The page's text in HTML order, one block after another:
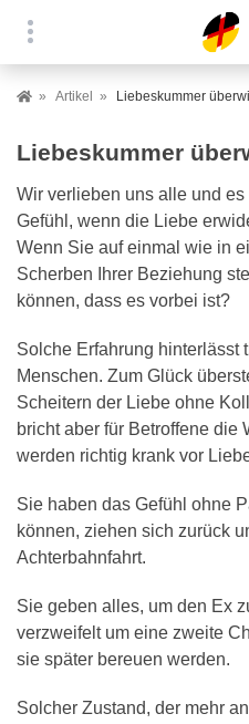
Artikel Liebeskummer
Liebeskummer
Wir verlieben uns alle und
Gefühl, wenn die Liebe
Wenn Sie auf einmal wie in
Scherben Ihrer Beziehung
können, dass es vorbei ist?
Solche Erfahrung hinterlässt
Menschen. Zum Glück
Scheitern der Liebe ohne
bricht aber für Betroffene die
werden richtig krank vor
Sie haben das Gefühl ohne
können, ziehen sich zurück
Achterbahnfahrt.
Sie geben alles, um den Ex
verzweifelt um eine zweite
sie später bereuen werden.
Solcher Zustand, der mehr